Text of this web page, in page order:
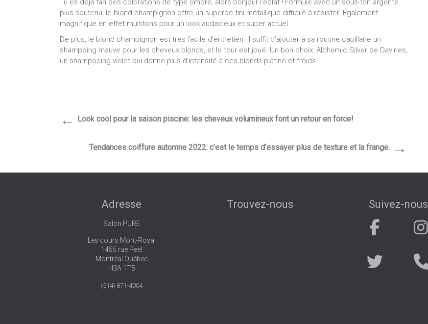
Tu es déjà fan des colorations de type ombré, alors bonjour l’éclat ! Formulé avec un sous-ton argenté
plus soutenu, le blond champignon offre un superbe fini métallique difficile à résister. Également
magnifique en effet multitons pour un look audacieux et super actuel.
De plus, le blond champignon est très facile d’entretien. Il suffit d’ajouter à sa routine capillaire un
shampoing mauve pour les cheveux blonds, et le tour est joué. Un bon choix: Alchemic Silver de Davines,
un shampooing violet qui donne plus d’intensité à ces blonds platine et froids.
← Look cool pour la saison piscine: les cheveux volumineux font un retour en force!
Tendances coiffure automne 2022: c’est le temps d’essayer plus de texture et la frange. →
Adresse
Salon PURE
Les cours Mont-Royal
1455 rue Peel
Montréal Québec
H3A 1T5
(514) 871-4004
Trouvez-nous Suivez-nous
. . . . . . . . . . . .